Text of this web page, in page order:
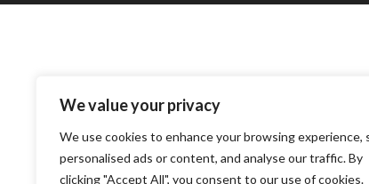
We value your privacy
We use cookies to enhance your browsing experience,
personalised ads or content, and analyse our traffic. By
clicking "Accept All", you consent to our use of cookies.